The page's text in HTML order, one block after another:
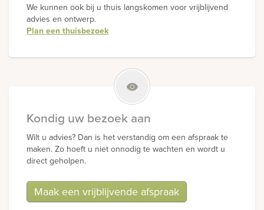
We kunnen ook bij u thuis langskomen voor vrijblijvend
advies en ontwerp.
Plan een thuisbezoek
Kondig uw bezoek aan
Wilt u advies? Dan is het verstandig om een afspraak te
maken. Zo hoeft u niet onnodig te wachten en wordt u
direct geholpen.
Maak een vrijblijvende afspraak